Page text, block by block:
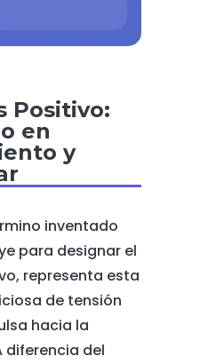
Positivo:
en
y
inventado
para designar el
representa esta
de tensión
hacia la
diferencia del